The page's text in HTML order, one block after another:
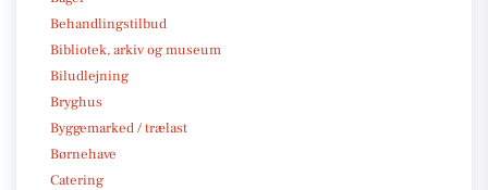
Behandlingstilbud
Bibliotek, arkiv og museum
Biludlejning
Bryghus
Byggemarked / trælast
Børnehave
Catering